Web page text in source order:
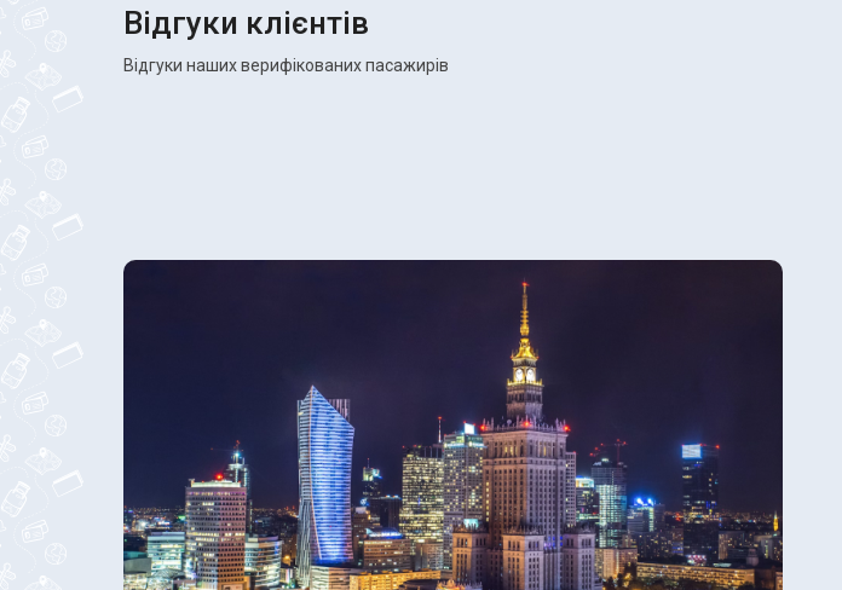
Відгуки клієнтів
Відгуки наших верифікованих пасажирів